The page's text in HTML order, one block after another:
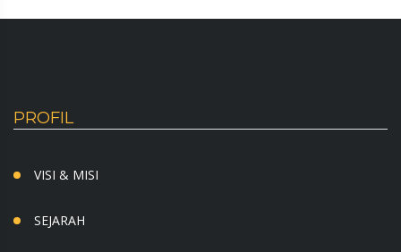
PROFIL
VISI & MISI
SEJARAH